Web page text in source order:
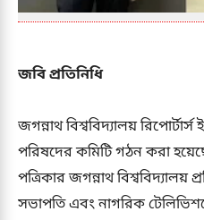
জবি প্রতিনিধি
জগন্নাথ বিশ্ববিদ্যালয়
পরিষদের কমিটি গঠন করা
পত্রিকার জগন্নাথ বিশ্ববিদ্যালয়
সভাপতি এবং নাগরিক